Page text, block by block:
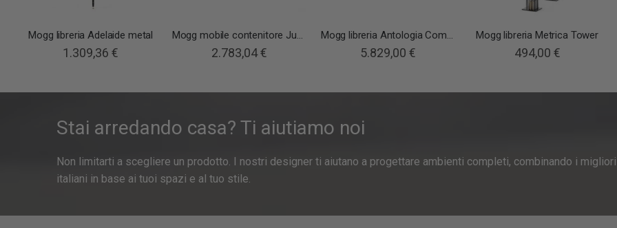
Mogg libreria Adelaide metal
1.309,36 €
Mogg mobile contenitore Judd Base
2.783,04 €
Mogg libreria Antologia Composizione 6
5.829,00 €
Mogg libreria Metrica Tower
494,00 €
Stai arredando casa? Ti aiutiamo noi
Non limitarti a scegliere un prodotto. I nostri designer ti aiutano a progettare ambienti completi, combinando i
italiani in base ai tuoi spazi e al tuo stile.